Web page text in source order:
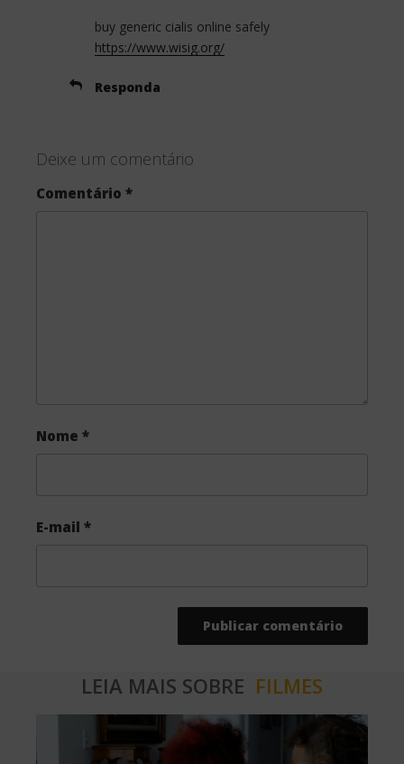
buy generic cialis online safely
https://www.wisig.org/
Responda
Deixe um comentário
Comentário *
Nome *
E-mail *
LEIA MAIS SOBRE FILMES